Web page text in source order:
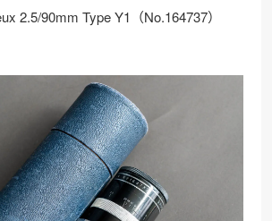
2.5/90mm Type Y1（No.164737）